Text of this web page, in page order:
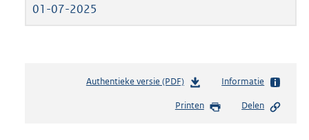
01-07-2025
Authentieke versie (PDF)b
s
Informatie
Printen Delen